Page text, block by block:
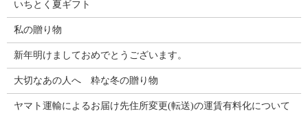
いちとく夏ギフト
私の贈り物
新年明けましておめでとうございます。
大切なあの人へ 粋な冬の贈り物
ヤマト運輸によるお届け先住所変更(転送)の運賃有料化について